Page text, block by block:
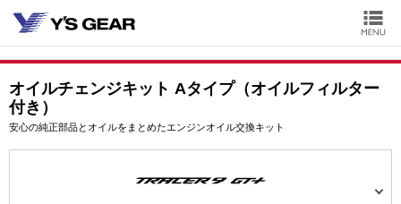
オイルチェンジキット Aタイプ（オイルフィルター
付き）
安心の純正部品とオイルをまとめたエンジンオイル交換キット